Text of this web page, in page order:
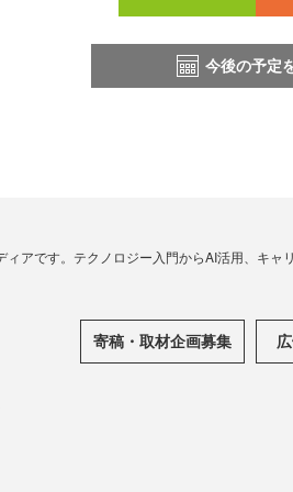
今後の予定
アです。テクノロジー入門からAI活用、キャ
寄稿・取材企画募集